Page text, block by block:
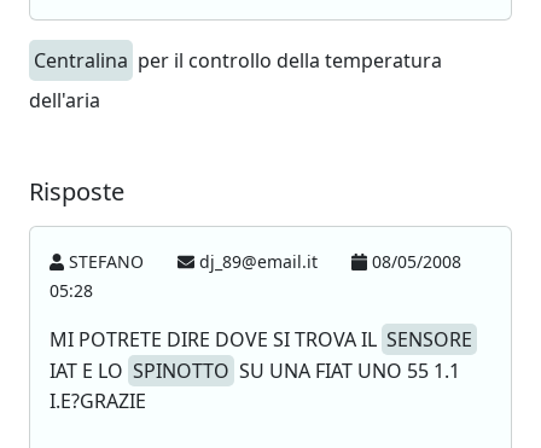
Centralina per il controllo della temperatura
dell'aria
Risposte
STEFANO dj_89@email.it
08/05/2008
05:28
MI POTRETE DIRE DOVE SI TROVA IL SENSORE
IAT E LO SPINOTTO SU UNA FIAT UNO 55 1.1
I.E?GRAZIE